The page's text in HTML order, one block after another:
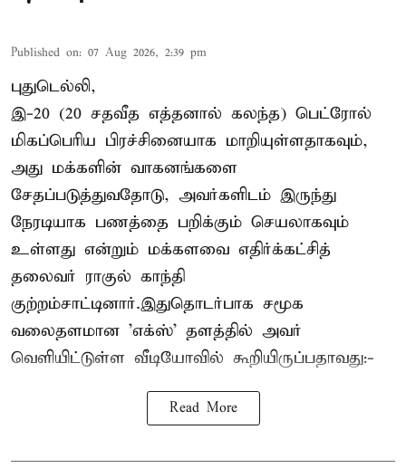
Published on: 07 Aug 2026, 2:39 pm
புதுடெல்லி,
இ-20 (20 சதவீத எத்தனால் கலந்த) பெட்ரோல்
மிகப்பெரிய பிரச்சினையாக மாறியுள்ளதாகவும்,
அது மக்களின் வாகனங்களை
சேதப்படுத்துவதோடு, அவர்களிடம் இருந்து
நேரடியாக பணத்தை பறிக்கும் செயலாகவும்
உள்ளது என்றும் மக்களவை எதிர்க்கட்சித்
தலைவர் ராகுல் காந்தி
குற்றம்சாட்டினார்.இதுதொடர்பாக சமூக
வலைதளமான 'எக்ஸ்' தளத்தில் அவர்
வெளியிட்டுள்ள வீடியோவில் கூறியிருப்பதாவது:-
Read More